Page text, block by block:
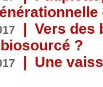
| Vers des
?
| Une